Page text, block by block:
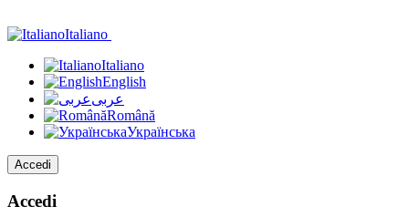
Italiano
Italiano
English
عربى
Română
Українська
Accedi
Accedi